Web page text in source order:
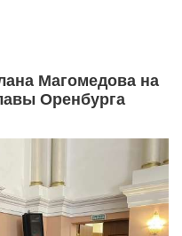
Магомедова на
Оренбурга